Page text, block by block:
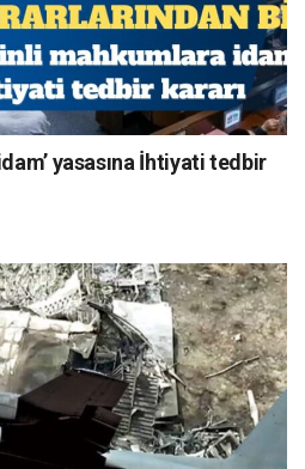
yasasına İhtiyati tedbir